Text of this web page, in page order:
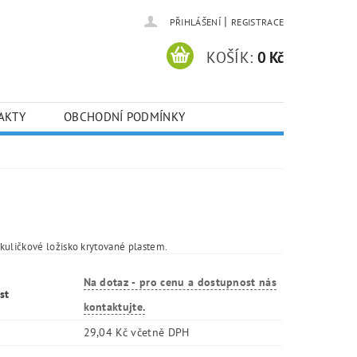
PŘIHLÁŠENÍ | REGISTRACE
KOŠÍK: 0 Kč
OBCHODNÍ PODMÍNKY
ložisko krytované plastem.
Na dotaz - pro cenu a dostupnost nás
kontaktujte.
29,04 Kč včetně DPH